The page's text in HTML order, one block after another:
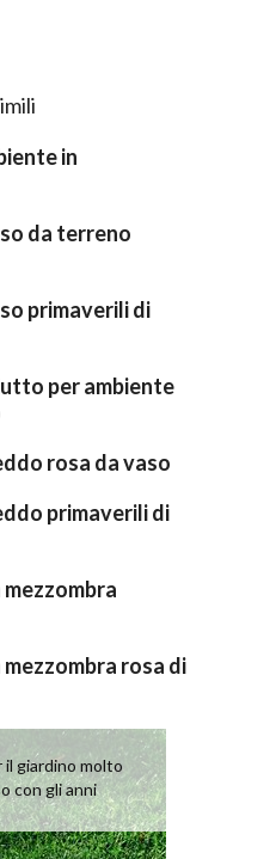
in
da terreno
primaverili di
per ambiente
rosa da vaso
primaverili di
rosa di
il giardino molto
con gli anni